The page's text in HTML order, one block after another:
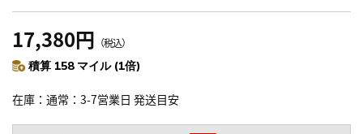
17,380円 （税込）
積算 158 マイル (1倍)
在庫 通常：3-7営業日 発送目安